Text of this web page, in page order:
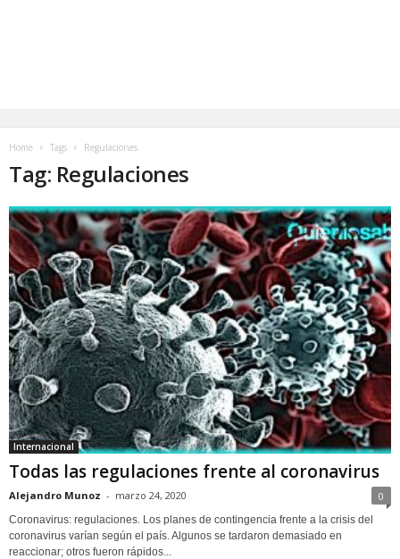
Home Tags Regulaciones
Tag: Regulaciones
Internacional
Todas las regulaciones frente al coronavirus
Alejandro Munoz - marzo 24, 2020 0
Coronavirus: regulaciones. Los planes de contingencia frente a la crisis del
coronavirus varían según el país. Algunos se tardaron demasiado en
reaccionar; otros fueron rápidos...